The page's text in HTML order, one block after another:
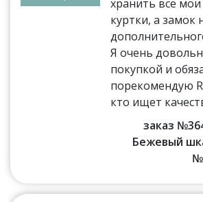
хранить все
куртки, а замок
Я очень
покупкой и
порекомендую
кто ищет
заказ
Бежевый